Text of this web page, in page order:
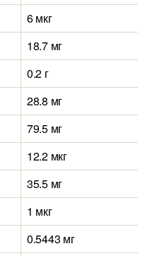
6 мкг
18.7 мг
0.2 г
28.8 мг
79.5 мг
12.2 мкг
35.5 мг
1 мкг
0.5443 мг